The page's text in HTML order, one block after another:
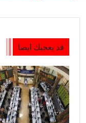
قد يعجبك ايضا